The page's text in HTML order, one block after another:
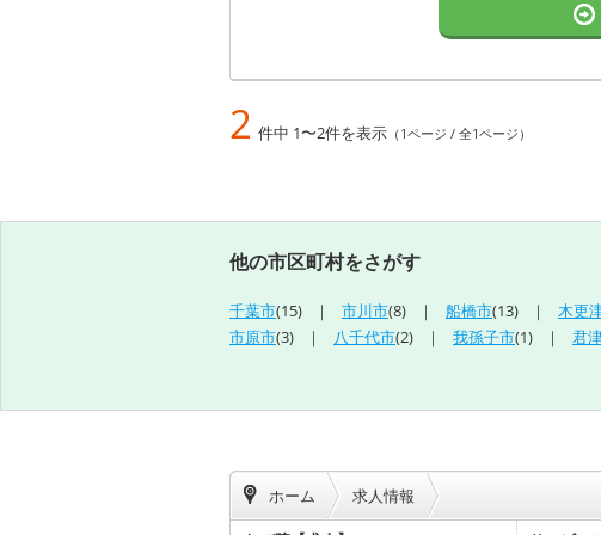
2 件中 1〜2件を表示 （1ページ / 全1ページ）
他の市区町村をさがす
千葉市(15) 市川市(8) 船橋市(13) 木更
市原市(3) 八千代市(2) 我孫子市(1) 君
ホーム 求人情報